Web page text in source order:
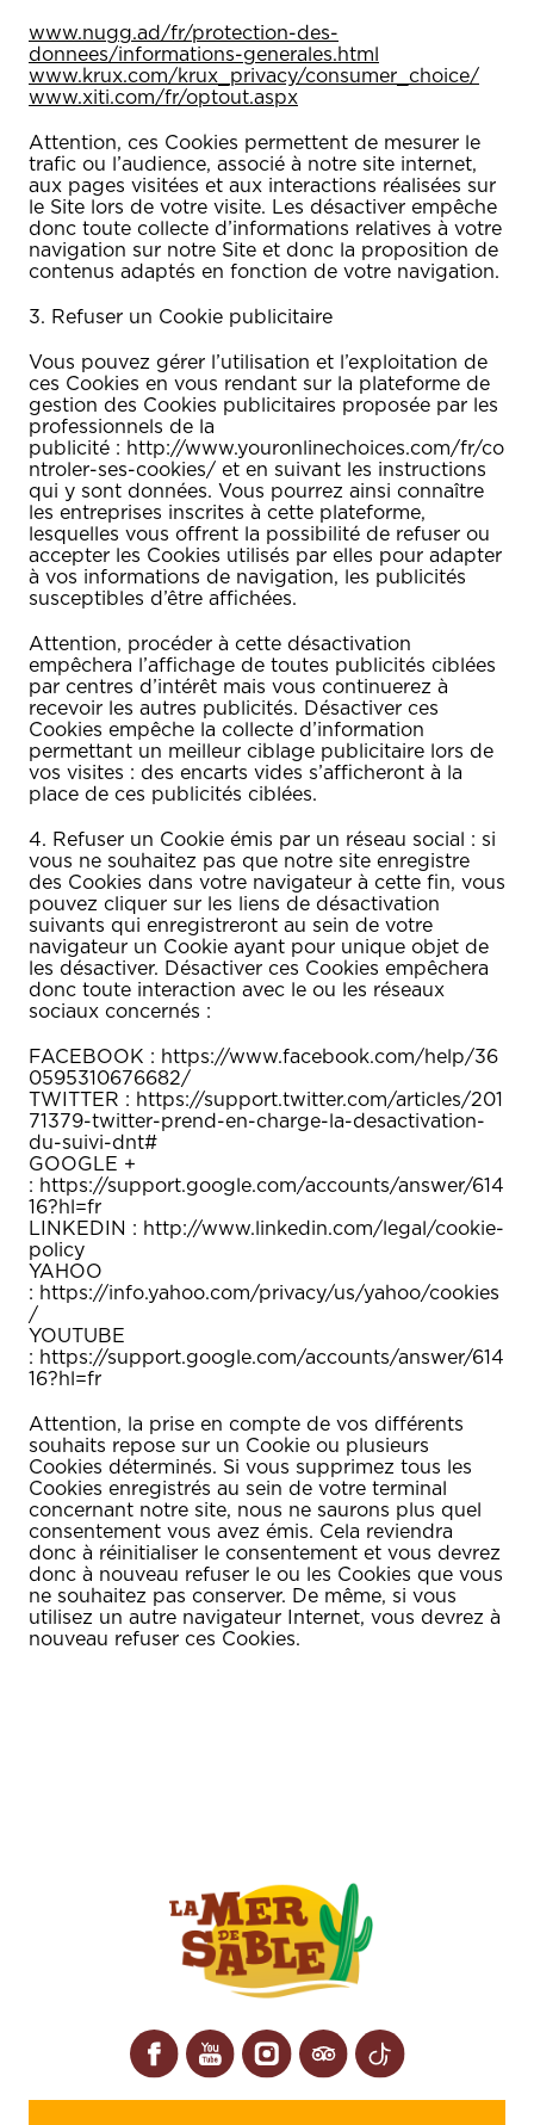
www.nugg.ad/fr/protection-des-
donnees/informations-generales.html
www.krux.com/krux_privacy/consumer_choice/
www.xiti.com/fr/optout.aspx
Attention, ces Cookies permettent de mesurer le
trafic ou l’audience, associé à notre site internet,
aux pages visitées et aux interactions réalisées sur
le Site lors de votre visite. Les désactiver empêche
donc toute collecte d’informations relatives à votre
navigation sur notre Site et donc la proposition de
contenus adaptés en fonction de votre navigation.
3. Refuser un Cookie publicitaire
Vous pouvez gérer l’utilisation et l’exploitation de
ces Cookies en vous rendant sur la plateforme de
gestion des Cookies publicitaires proposée par les
professionnels de la
publicité : http://www.youronlinechoices.com/fr/co
ntroler-ses-cookies/ et en suivant les instructions
qui y sont données. Vous pourrez ainsi connaître
les entreprises inscrites à cette plateforme,
lesquelles vous offrent la possibilité de refuser ou
accepter les Cookies utilisés par elles pour adapter
à vos informations de navigation, les publicités
susceptibles d’être affichées.
Attention, procéder à cette désactivation
empêchera l’affichage de toutes publicités ciblées
par centres d’intérêt mais vous continuerez à
recevoir les autres publicités. Désactiver ces
Cookies empêche la collecte d’information
permettant un meilleur ciblage publicitaire lors de
vos visites : des encarts vides s’afficheront à la
place de ces publicités ciblées.
4. Refuser un Cookie émis par un réseau social : si
vous ne souhaitez pas que notre site enregistre
des Cookies dans votre navigateur à cette fin, vous
pouvez cliquer sur les liens de désactivation
suivants qui enregistreront au sein de votre
navigateur un Cookie ayant pour unique objet de
les désactiver. Désactiver ces Cookies empêchera
donc toute interaction avec le ou les réseaux
sociaux concernés :
FACEBOOK : https://www.facebook.com/help/36
0595310676682/
TWITTER : https://support.twitter.com/articles/201
71379-twitter-prend-en-charge-la-desactivation-
du-suivi-dnt#
GOOGLE +
: https://support.google.com/accounts/answer/614
16?hl=fr
LINKEDIN : http://www.linkedin.com/legal/cookie-
policy
YAHOO
: https://info.yahoo.com/privacy/us/yahoo/cookies
/
YOUTUBE
: https://support.google.com/accounts/answer/614
16?hl=fr
Attention, la prise en compte de vos différents
souhaits repose sur un Cookie ou plusieurs
Cookies déterminés. Si vous supprimez tous les
Cookies enregistrés au sein de votre terminal
concernant notre site, nous ne saurons plus quel
consentement vous avez émis. Cela reviendra
donc à réinitialiser le consentement et vous devrez
donc à nouveau refuser le ou les Cookies que vous
ne souhaitez pas conserver. De même, si vous
utilisez un autre navigateur Internet, vous devrez à
nouveau refuser ces Cookies.
FacebookYouTubeInstagramTripadvisor
TikTok